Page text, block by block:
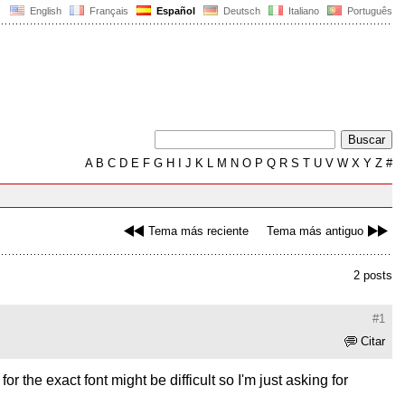
English Français Español Deutsch Italiano Português
AB C D E F G H J K L M N O P Q R S T U V W X Y Z #
Tema más reciente Tema más antiguo
2 posts
#1
Citar
the exact font might be difficult so I'm just asking for